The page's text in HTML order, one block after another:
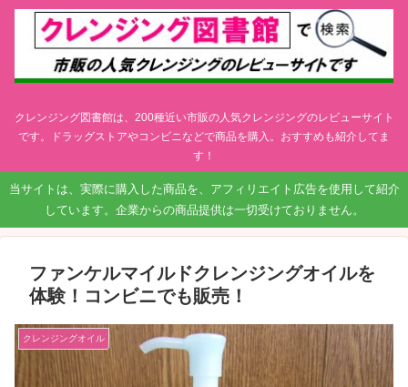
クレンジング図書館は、200種近い市販の人気クレンジングのレビューサイト
です。ドラッグストアやコンビニなどで商品を購入。おすすめも紹介してま
す！
当サイトは、実際に購入した商品を、アフィリエイト広告を使用して紹介
しています。企業からの商品提供は一切受けておりません。
ファンケルマイルドクレンジングオイルを
体験！コンビニでも販売！
クレンジングオイル